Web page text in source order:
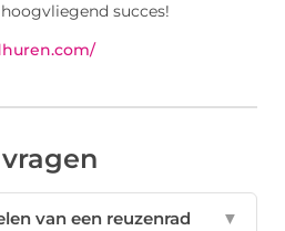
succes!
van een reuzenrad
▼